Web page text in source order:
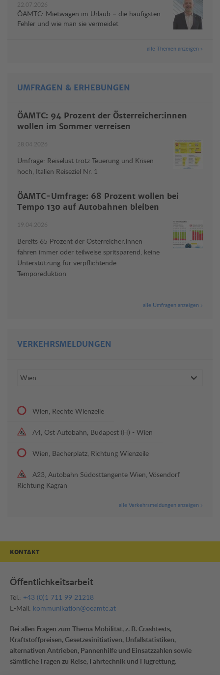
22.07.2026
ÖAMTC: Mietwagen im Urlaub – die häufigsten
Fehler und wie man sie vermeidet
alle Themen anzeigen »
UMFRAGEN & ERHEBUNGEN
ÖAMTC: 94 Prozent der Österreicher:innen
wollen im Sommer verreisen
28.04.2026
Umfrage: Reiselust trotz Teuerung und Krisen
hoch, Italien Reiseziel Nr. 1
ÖAMTC-Umfrage: 68 Prozent wollen bei
Tempo 130 auf Autobahnen bleiben
19.04.2026
Bereits 65 Prozent der Österreicher:innen
fahren immer oder teilweise spritsparend, keine
Unterstützung für verpflichtende
Temporeduktion
alle Umfragen anzeigen »
VERKEHRSMELDUNGEN
Wien, Rechte Wienzeile
A4, Ost Autobahn, Budapest (H) - Wien
Wien, Bacherplatz, Richtung Wienzeile
A23, Autobahn Südosttangente Wien, Vösendorf
Richtung Kagran
alle Verkehrsmeldungen anzeigen »
KONTAKT
Öffentlichkeitsarbeit
Tel.: +43 (0)1 711 99 21218
E-Mail: kommunikation@oeamtc.at
Bei allen Fragen zum Thema Mobilität, z. B. Crashtests,
Kraftstoffpreisen, Gesetzesinitiativen, Unfallstatistiken,
alternativen Antrieben, Pannenhilfe und Einsatzzahlen sowie
sämtliche Fragen zu Reise, Fahrtechnik und Flugrettung.